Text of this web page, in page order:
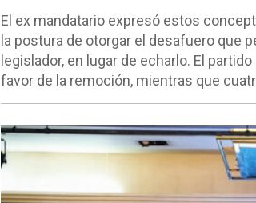
El ex mandatario expresó estos
la postura de otorgar el desafuero que
legislador, en lugar de echarlo. El
favor de la remoción, mientras que